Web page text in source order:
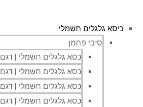
כיסא גלגלים חשמלי
סיבי פחמן
כסא גלגלים חשמלי | דגם DC01 | חברת JBH
כסא גלגלים חשמלי | דגם DC02 | חברת JBH
כסא גלגלים חשמלי | דגם DC03 | חברת JBH
כסא גלגלים חשמלי | דגם DC05 | חברת JBH